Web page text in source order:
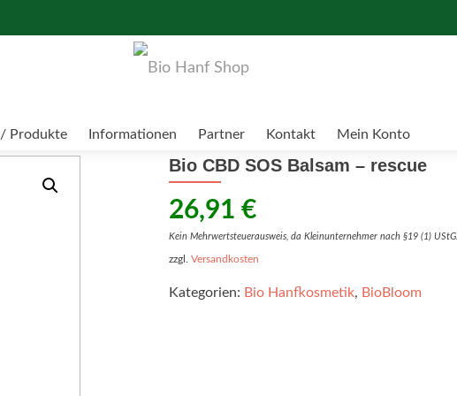
Produkte Informationen Partner Kontakt Mein Konto
Bio CBD SOS Balsam – rescue
26,91 €
Kein Mehrwertsteuerausweis, da Kleinunternehmer nach §19 (1) UStG.
zzgl. Versandkosten
Kategorien: Bio Hanfkosmetik, BioBloom